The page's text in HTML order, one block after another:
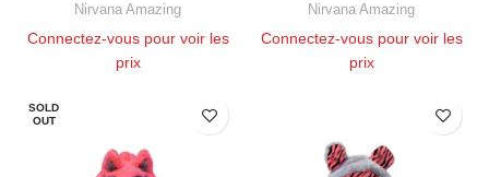
Nirvana Amazing
Connectez-vous pour voir les
prix
Nirvana Amazing
Connectez-vous pour voir les
prix
SOLD
OUT